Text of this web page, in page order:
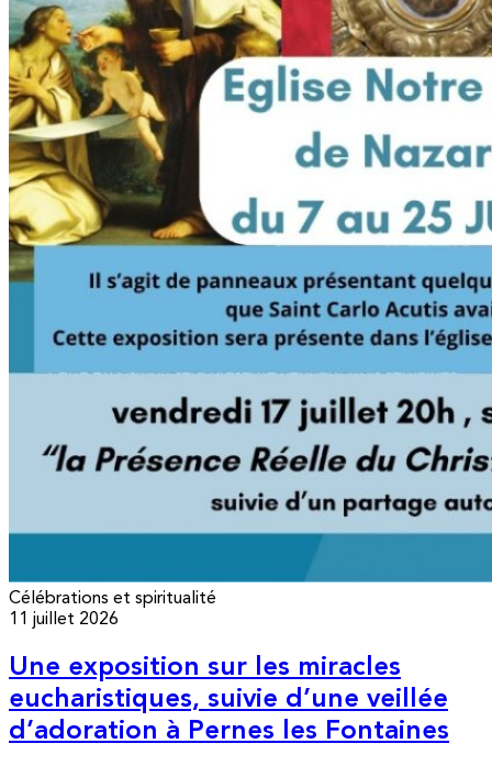
Célébrations et spiritualité
11 juillet 2026
Une exposition sur les miracles
eucharistiques, suivie d’une veillée
d’adoration à Pernes les Fontaines